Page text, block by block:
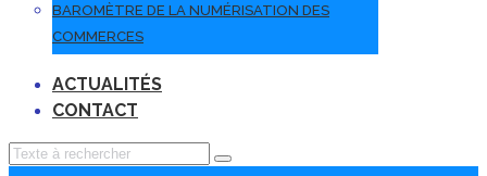
BAROMÈTRE DE LA NUMÉRISATION DES
COMMERCES
ACTUALITÉS
CONTACT